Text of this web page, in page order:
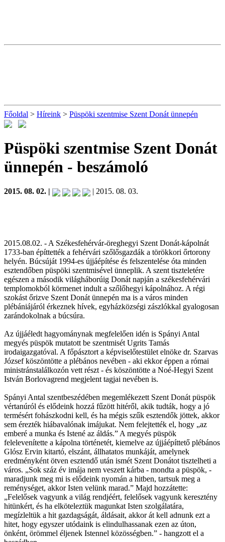
Főoldal > Híreink > Püspöki szentmise Szent Donát ünnepén
Püspöki szentmise Szent Donát
ünnepén - beszámoló
2015. 08. 02. | | 2015. 08. 03.
2015.08.02. - A Székesfehérvár-öreghegyi Szent Donát-kápolnát
1733-ban építtették a fehérvári szőlősgazdák a törökkori őrtorony
helyén. Búcsúját 1994-es újjáépítése és felszentelése óta minden
esztendőben püspöki szentmisével ünneplik. A szent tiszteletére
egészen a második világháborúig Donát napján a székesfehérvári
templomokból körmenet indult a szőlőhegyi kápolnához. A régi
szokást őrizve Szent Donát ünnepén ma is a város minden
plébániájáról érkeznek hívek, egyházközségi zászlókkal gyalogosan
zarándokolnak a búcsúra.
Az újjáéledt hagyománynak megfelelően idén is Spányi Antal
megyés püspök mutatott be szentmisét Ugrits Tamás
irodaigazgatóval. A főpásztort a képviselőtestület elnöke dr. Szarvas
József köszöntötte a plébános nevében - aki ekkor éppen a római
ministránstalálkozón vett részt - és köszöntötte a Noé-Hegyi Szent
István Borlovagrend megjelent tagjai nevében is.
Spányi Antal szentbeszédében megemlékezett Szent Donát püspök
vértanúról és elődeink hozzá fűzött hitéről, akik tudták, hogy a jó
termésért fohászkodni kell, és ha mégis szűk esztendők jöttek, akkor
sem érezték hiábavalónak imájukat. Nem felejtették el, hogy „az
emberé a munka és Istené az áldás.” A megyés püspök
felelevenítette a kápolna történetét, kiemelve az újjáépíttető plébános
Glósz Ervin kitartó, elszánt, állhatatos munkáját, amelynek
eredményként ötven esztendő után ismét Szent Donátot tisztelheti a
város. „Sok száz év imája nem veszett kárba - mondta a püspök, -
maradjunk meg mi is elődeink nyomán a hitben, tartsuk meg a
reménységet, akkor Isten velünk marad.” Majd hozzátette:
„Felelősek vagyunk a világ rendjéért, felelősek vagyunk keresztény
hitünkért, és ha elköteleztük magunkat Isten szolgálatára,
megízleltük a hit gazdagságát, áldásait, akkor át kell adnunk ezt a
hitet, hogy egyszer utódaink is elindulhassanak ezen az úton,
önként, örömmel éljenek Istennel közösségben.” - hangzott el a